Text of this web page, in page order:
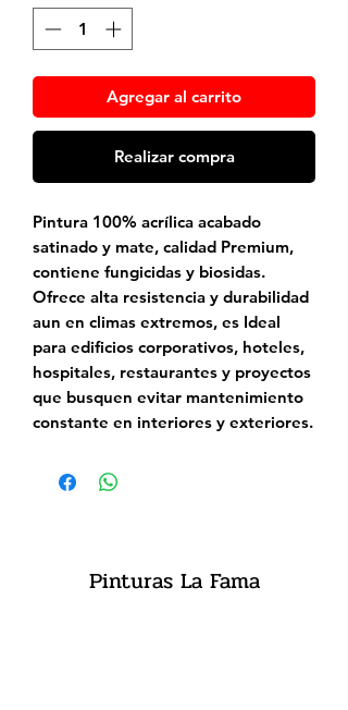
Agregar al carrito
Realizar compra
Pintura 100% acrílica acabado
satinado y mate, calidad Premium,
contiene fungicidas y biosidas.
Ofrece alta resistencia y durabilidad
aun en climas extremos, es Ideal
para edificios corporativos, hoteles,
hospitales, restaurantes y proyectos
que busquen evitar mantenimiento
constante en interiores y exteriores.
Pinturas La Fama